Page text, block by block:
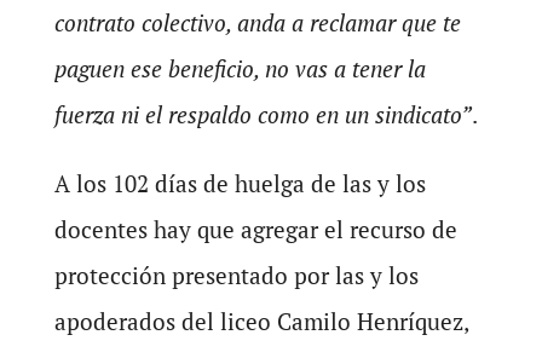
contrato colectivo, anda a reclamar que te
paguen ese beneficio, no vas a tener la
fuerza ni el respaldo como en un sindicato”.
A los 102 días de huelga de las y los
docentes hay que agregar el recurso de
protección presentado por las y los
apoderados del liceo Camilo Henríquez,